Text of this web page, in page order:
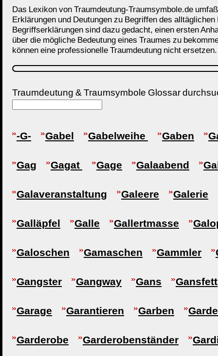
Das Lexikon von Traumdeutung-Traumsymbole.de
Erklärungen und Deutungen zu Begriffen des alltäglichen
Begriffserklärungen sind dazu gedacht, einen ersten
über die mögliche Bedeutung eines Traumes zu
können eine professionelle Traumdeutung nicht ersetzen.
Traumdeutung & Traumsymbole Glossar
-G- Gabel Gabelweihe Gaben
Gag Gagat Gage Galaabend
Galaveranstaltung Galeere Galerie
Galläpfel Galle Gallertmasse
Galoschen Gamaschen Gammler
Gangster Gangway Gans Gansfett
Garage Garantieren Garben Garde
Garderobe Garderobenständer